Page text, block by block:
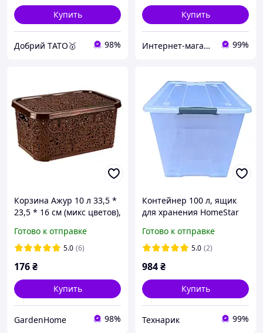
Купить
Добрий TАТО🥇 98%
Купить
Интернет-магазин «24 инструмента» 99%
Корзина Ажур 10 л 33,5 *
23,5 * 16 см (микс цветов),
Готово к отправке
5.0 (6)
176₴
Купить
GardenHome 98%
Контейнер 100 л, ящик
для хранения HomeStar
пластиковый
Готово к отправке
5.0 (2)
984₴
Купить
Технарик 99%